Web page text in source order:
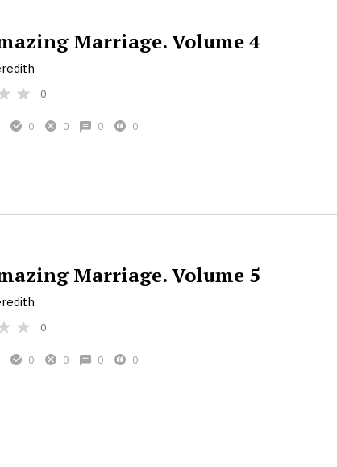
Marriage. Volume 4
0
0 0 0 0
Marriage. Volume 5
0
0 0 0 0